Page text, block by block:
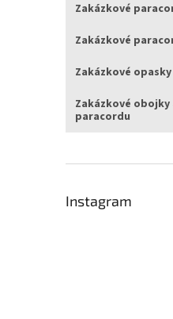
Zakázkové
Zakázkové
Zakázkové
Zakázkové
paracordu
Instagram